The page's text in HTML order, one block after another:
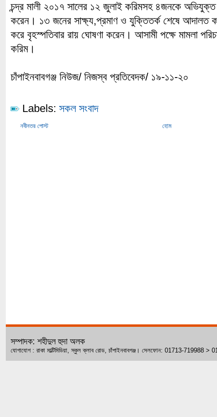
চন্দ্র মালী ২০১৭ সালের ১২ জুলাই করিমসহ ৪জনকে অভিযুক্ত
করেন। ১৩ জনের সাক্ষ্য,প্রমাণ ও যুক্তিতর্ক শেষে আদালত
করে বৃহস্পতিবার রায় ঘোষণা করেন। আসামী পক্ষে মামলা
করিম।
চাঁপাইনবাবগঞ্জ নিউজ/ নিজস্ব প্রতিবেদক/ ১৯-১১-২০
Labels: সকল সংবাদ
নবীনতর পোস্ট হোম
সম্পাদক: শহীদুল হুদা অলক
যোগাযোগ : রাকা মাল্টিমিডিয়া, স্কুল ক্লাব রোড, চাঁপাইনবাবগঞ্জ। সেলফোন: 01713-